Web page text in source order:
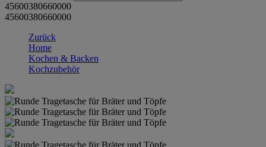
45600380660000
45600380660000
Zurück
Home
Kochen & Backen
Kochzubehör